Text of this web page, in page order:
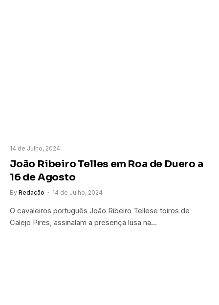
14 de Julho, 2024
João Ribeiro Telles em Roa de Duero a
16 de Agosto
By Redação 14 de Julho, 2024
O cavaleiros português João Ribeiro Tellese toiros de
Calejo Pires, assinalam a presença lusa na…